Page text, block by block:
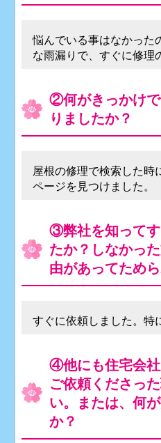
悩んでいる事はなかった
な雨漏りで、すぐに修理
②何がきっかけ
りましたか？
屋根の修理で検索した時
ページを見つけました。
③弊社を知って
たか？しなかっ
由があってため
すぐに依頼しました。特
④他にも住宅会
ご依頼くださっ
い。または、何
か？